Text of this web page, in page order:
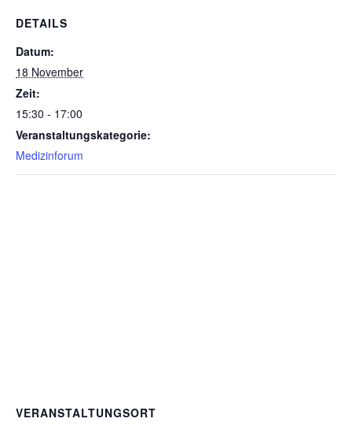
DETAILS
Datum:
18 November
Zeit:
15:30 - 17:00
Veranstaltungskategorie:
Medizinforum
VERANSTALTUNGSORT